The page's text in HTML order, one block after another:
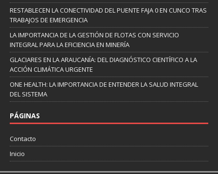
RESTABLECEN LA CONECTIVIDAD DEL PUENTE FAJA 0 EN CUNCO TRAS
TRABAJOS DE EMERGENCIA
LA IMPORTANCIA DE LA GESTIÓN DE FLOTAS CON SERVICIO
INTEGRAL PARA LA EFICIENCIA EN MINERÍA
GLACIARES EN LA ARAUCANÍA: DEL DIAGNÓSTICO CIENTÍFICO A LA
ACCIÓN CLIMÁTICA URGENTE
ONE HEALTH: LA IMPORTANCIA DE ENTENDER LA SALUD INTEGRAL
DEL SISTEMA
PÁGINAS
Contacto
Inicio